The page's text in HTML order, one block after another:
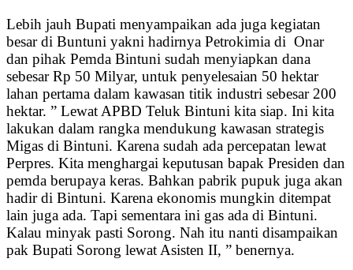
Lebih jauh Bupati menyampaikan ada juga kegiatan
besar di Buntuni yakni hadirnya Petrokimia di Onar
dan pihak Pemda Bintuni sudah menyiapkan dana
sebesar Rp 50 Milyar, untuk penyelesaian 50 hektar
lahan pertama dalam kawasan titik industri sebesar 200
hektar. ” Lewat APBD Teluk Bintuni kita siap. Ini kita
lakukan dalam rangka mendukung kawasan strategis
Migas di Bintuni. Karena sudah ada percepatan lewat
Perpres. Kita menghargai keputusan bapak Presiden dan
pemda berupaya keras. Bahkan pabrik pupuk juga akan
hadir di Bintuni. Karena ekonomis mungkin ditempat
lain juga ada. Tapi sementara ini gas ada di Bintuni.
Kalau minyak pasti Sorong. Nah itu nanti disampaikan
pak Bupati Sorong lewat Asisten II, ” benernya.